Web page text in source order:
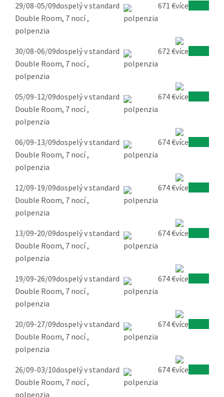
29/08-05/09dospelý v standard
Double Room, 7 nocí ,
polpenzia
671 €
30/08-06/09dospelý v standard
Double Room, 7 nocí ,
polpenzia
672 €
05/09-12/09dospelý v standard
Double Room, 7 nocí ,
polpenzia
674 €
06/09-13/09dospelý v standard
Double Room, 7 nocí ,
polpenzia
674 €
12/09-19/09dospelý v standard
Double Room, 7 nocí ,
polpenzia
674 €
13/09-20/09dospelý v standard
Double Room, 7 nocí ,
polpenzia
674 €
19/09-26/09dospelý v standard
Double Room, 7 nocí ,
polpenzia
674 €
20/09-27/09dospelý v standard
Double Room, 7 nocí ,
polpenzia
674 €
26/09-03/10dospelý v standard
Double Room, 7 nocí ,
polpenzia
674 €